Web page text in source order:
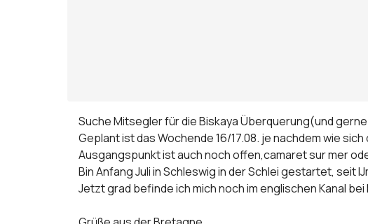
Suche Mitsegler für die Biskaya Überquerung(und
Geplant ist das Wochende 16/17.08. je nachdem wie
Ausgangspunkt ist auch noch offen,camaret sur mer
Bin Anfang Juli in Schleswig in der Schlei gestartet, seit
Jetzt grad befinde ich mich noch im englischen Kanal